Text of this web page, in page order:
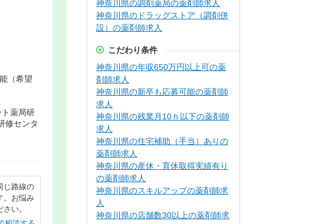
（希望
ト薬局研
修センタ
じ路線の
。お悩み
い。
神奈川県の調剤薬局の薬剤師求人
神奈川県のドラッグストア（調剤併
設）の薬剤師求人
こだわり条件
神奈川県の年収650万円以上可の薬
剤師求人
神奈川県の新卒も応募可能の薬剤師
求人
神奈川県の残業月10ｈ以下の薬剤師
求人
神奈川県の住宅補助（手当）ありの
薬剤師求人
神奈川県の産休・育休取得実績有り
の薬剤師求人
神奈川県のスキルアップの薬剤師求
人
神奈川県の店舗数30以上の薬剤師求